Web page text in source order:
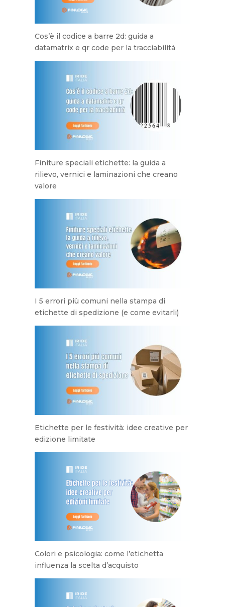
Cos’è il codice a barre 2d: guida a
datamatrix e qr code per la tracciabilità
Finiture speciali etichette: la guida a
rilievo, vernici e laminazioni che creano
valore
I 5 errori più comuni nella stampa di
etichette di spedizione (e come evitarli)
Etichette per le festività: idee creative per
edizione limitate
Colori e psicologia: come l’etichetta
influenza la scelta d’acquisto